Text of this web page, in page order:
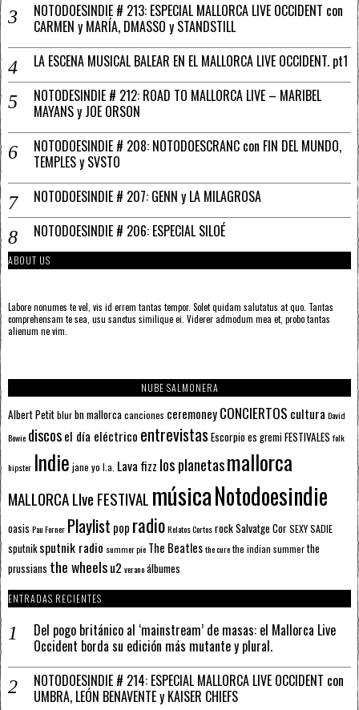
NOTODOESINDIE # 213: ESPECIAL MALLORCA LIVE OCCIDENT con
CARMEN y MARÍA, DMASSO y STANDSTILL
LA ESCENA MUSICAL BALEAR EN EL MALLORCA LIVE OCCIDENT. pt1
NOTODESINDIE # 212: ROAD TO MALLORCA LIVE – MARIBEL
MAYANS y JOE ORSON
NOTODOESINDIE # 208: NOTODOESCRANC con FIN DEL MUNDO,
TEMPLES y SVSTO
NOTODOESINDIE # 207: GENN y LA MILAGROSA
NOTODOESINDIE # 206: ESPECIAL SILOÉ
ABOUT US
Labore nonumes te vel, vis id errem tantas tempor. Solet quidam salutatus at quo. Tantas
comprehensam te sea, usu sanctus similique ei. Viderer admodum mea et, probo tantas
alienum ne vim.
NUBE SALMONERA
Albert Petitblurbn mallorcacanciones ceremoneyCONCIERTOS cultura David
Bowie discosel día eléctrico entrevistas Escorpioes gremiFESTIVALES folk
hipster Indie jane yo l.a. Lava fizz los planetasmallorca
MALLORCA LIve FESTIVAL músicaNotodoesindie
oasis Pau Forner Playlist pop radioRelatos CortosrockSalvatge CorSEXY SADIE
sputnik sputnik radio summer pie The Beatlesthe curethe indian summerthe
prussians the wheelsu2 veranoálbumes
ENTRADAS RECIENTES
Del pogo británico al ‘mainstream’ de masas: el Mallorca Live
Occident borda su edición más mutante y plural.
NOTODOESINDIE # 214: ESPECIAL MALLORCA LIVE OCCIDENT con
UMBRA, LEÓN BENAVENTE y KAISER CHIEFS